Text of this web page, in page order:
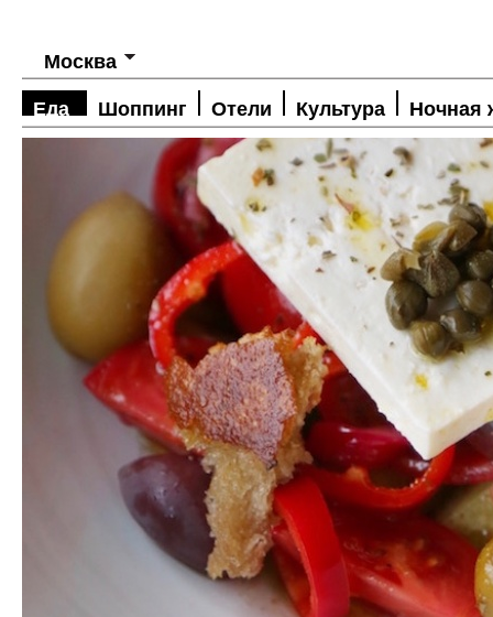
Москва
Еда Шоппинг Отели Культура Ночная